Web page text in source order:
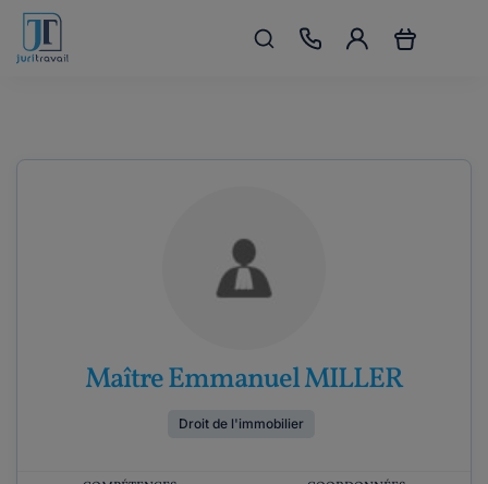
Maître Emmanuel MILLER
Droit de l'immobilier